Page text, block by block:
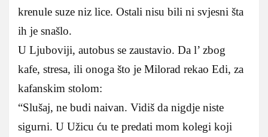
krenule suze niz lice. Ostali nisu bili ni svjesni šta
ih je snašlo.
U Ljuboviji, autobus se zaustavio. Da l’ zbog
kafe, stresa, ili onoga što je Milorad rekao Edi, za
kafanskim stolom:
“Slušaj, ne budi naivan. Vidiš da nigdje niste
sigurni. U Užicu ću te predati mom kolegi koji